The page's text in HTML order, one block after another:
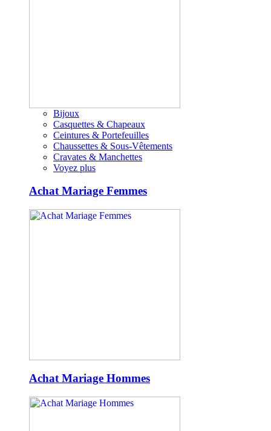
Bijoux
Casquettes & Chapeaux
Ceintures & Portefeuilles
Chaussettes & Sous-Vêtements
Cravates & Manchettes
Voyez plus
Achat Mariage Femmes
Achat Mariage Hommes